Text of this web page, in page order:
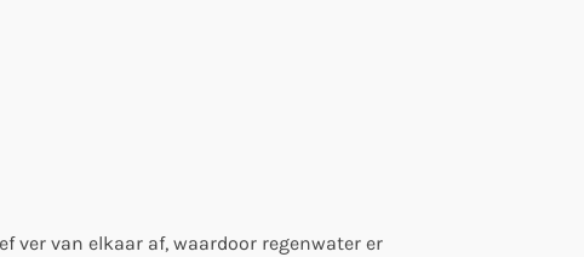
ver van elkaar af, waardoor regenwater er